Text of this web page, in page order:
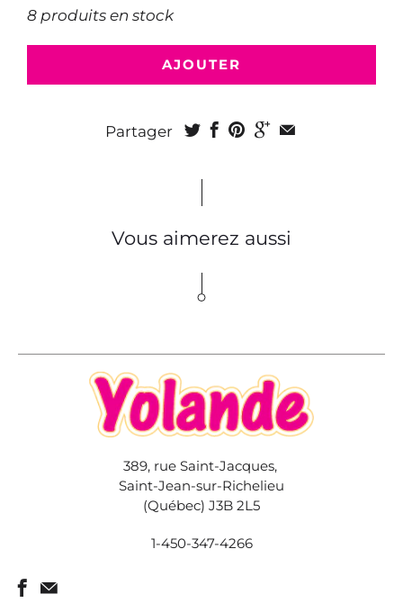
8 produits en stock
AJOUTER
Partager
Vous aimerez aussi
389, rue Saint-Jacques,
Saint-Jean-sur-Richelieu
(Québec) J3B 2L5
1-450-347-4266